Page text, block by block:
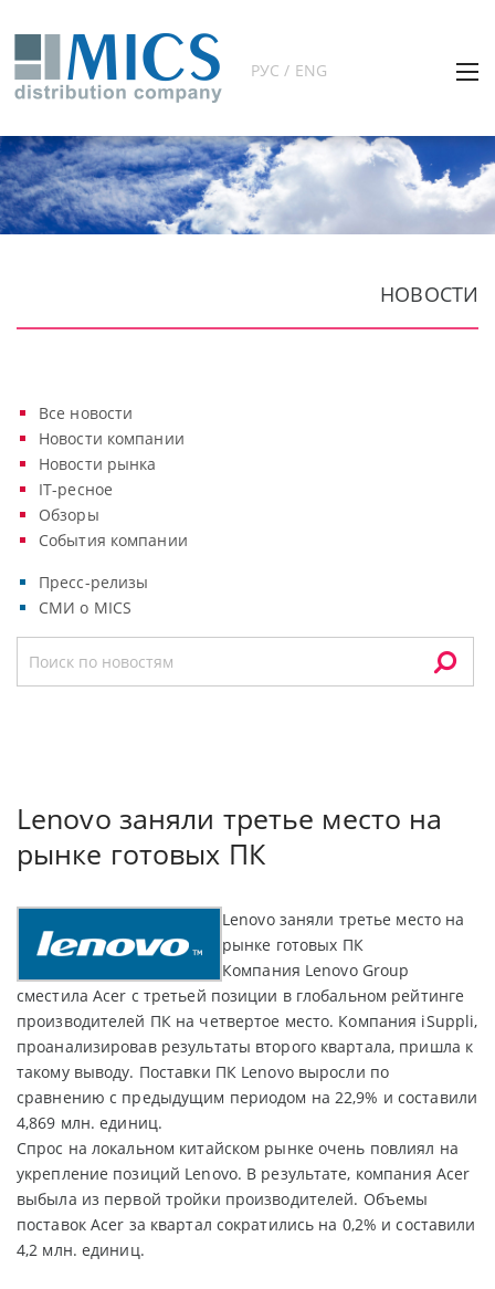
РУС / ENG
НОВОСТИ
Все новости
Новости компании
Новости рынка
IT-ресное
Обзоры
События компании
Пресс-релизы
СМИ о MICS
Lenovo заняли третье место на
рынке готовых ПК
Lenovo заняли третье место на
рынке готовых ПК
Компания Lenovo Group
сместила Acer с третьей позиции в глобальном рейтинге
производителей ПК на четвертое место. Компания iSuppli,
проанализировав результаты второго квартала, пришла к
такому выводу. Поставки ПК Lenovo выросли по
сравнению с предыдущим периодом на 22,9% и составили
4,869 млн. единиц.
Спрос на локальном китайском рынке очень повлиял на
укрепление позиций Lenovo. В результате, компания Acer
выбыла из первой тройки производителей. Объемы
поставок Acer за квартал сократились на 0,2% и составили
4,2 млн. единиц.